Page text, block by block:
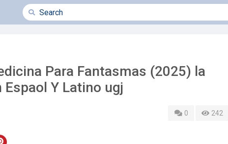
Para Fantasmas (2025) la
Espaol Y Latino ugj
0 242